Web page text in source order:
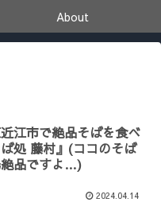
About
江市で絶品そばを食べ
処 藤村』(ココのそば
絶品ですよ…)
2024.04.14